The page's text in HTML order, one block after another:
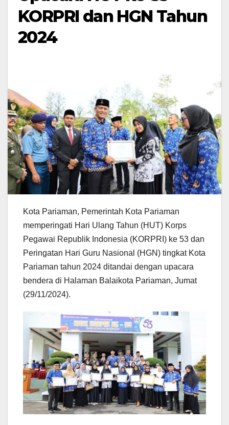
KORPRI dan HGN Tahun
2024
Kota Pariaman, Pemerintah Kota Pariaman
memperingati Hari Ulang Tahun (HUT) Korps
Pegawai Republik Indonesia (KORPRI) ke 53 dan
Peringatan Hari Guru Nasional (HGN) tingkat Kota
Pariaman tahun 2024 ditandai dengan upacara
bendera di Halaman Balaikota Pariaman, Jumat
(29/11/2024).